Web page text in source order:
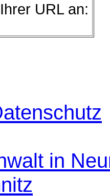
URL an:
in